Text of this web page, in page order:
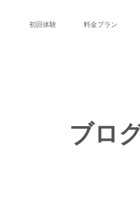
初回体験 料金プラン
ブロ